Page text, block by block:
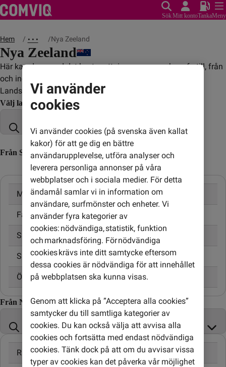
SökMitt kontoTankaMeny
Hem • • • Nya Zeeland
Nya Zeeland
Här kan du se vad det kostar att ringa, sms:a och surfa till, från
och inom Nya Zeeland.
Landskod: +64
Välj land
Från Sverige till Nya Zeeland (till utländskt nummer)
Mobil 9,00 kr/min
Fast telefon
Skicka SMS 3,00 kr
Skicka MMS 5,00 kr
Öppningsavgift 0,95 kr
Från Nya Zeeland till
Ringa samtal 24,00 kr/min
Vi använder
cookies
Vi använder cookies (på svenska även kallat
kakor) för att ge dig en bättre
användarupplevelse, utföra analyser och
leverera personliga annonser på våra
webbplatser och i sociala medier. För detta
ändamål samlar vi in information om
användare, surfmönster och enheter. Vi
använder fyra kategorier av
cookies: nödvändiga, statistik, funktion
och marknadsföring. För nödvändiga
cookies krävs inte ditt samtycke eftersom
dessa cookies är nödvändiga för att innehållet
på webbplatsen ska kunna visas.
Genom att klicka på ”Acceptera alla cookies”
samtycker du till samtliga kategorier av
cookies. Du kan också välja att avvisa alla
cookies och fortsätta med endast nödvändiga
cookies. Tänk dock på att om du avvisar vissa
typer av cookies kan det påverka vår möjlighet